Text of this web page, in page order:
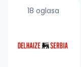
18 oglasa